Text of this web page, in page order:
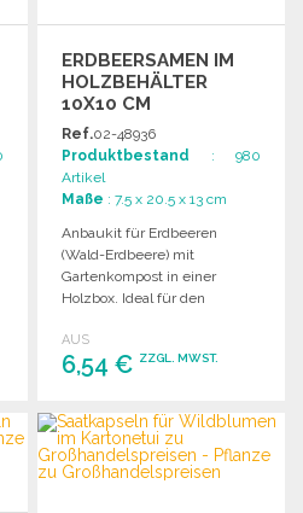
ERDBEERSAMEN IM
HOLZBEHÄLTER
10X10 CM
Ref.02-48936
Produktbestand : 980
Artikel
Maße : 7.5 x 20.5 x 13 cm
Anbaukit für Erdbeeren
(Wald-Erdbeere) mit
Gartenkompost in einer
Holzbox. Ideal für den
AUS
6,54 € ZZGL. MWST.
BESTELLEN
Angebot anfordern